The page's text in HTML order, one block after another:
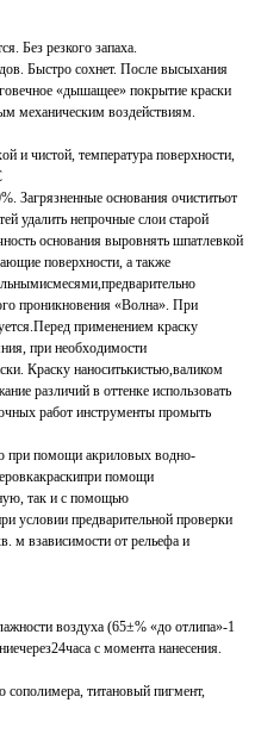
Без резкого запаха.
Быстро сохнет. После высыхания
«дышащее» покрытие краски
механическим воздействиям.
и чистой, температура поверхности,
Загрязненные основания очиститьот
удалить непрочные слои старой
основания выровнять шпатлевкой
поверхности, а также
проникновения «Волна». При
применением краску
при необходимости
Краску наноситькистью,валиком
различий в оттенке использовать
работ инструменты промыть
при помощи акриловых водно-
помощи
так и с помощью
условии предварительной проверки
м взависимости от рельефа и
воздуха (65±% «до отлипа»-1
с момента нанесения.
сополимера, титановый пигмент,